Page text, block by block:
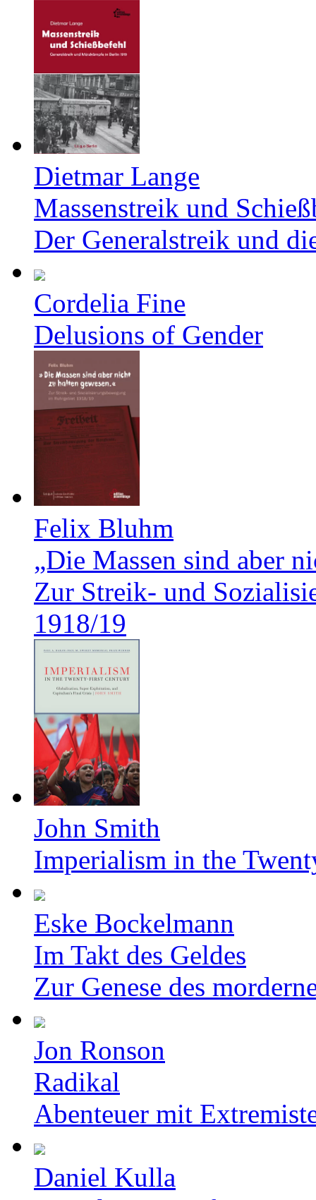
Dietmar Lange
Massenstreik und
Der Generalstreik und
Cordelia Fine
Delusions of Gender
Felix Bluhm
„Die Massen sind aber
Zur Streik- und
1918/19
John Smith
Imperialism in the
Eske Bockelmann
Im Takt des Geldes
Zur Genese des
Jon Ronson
Radikal
Abenteuer mit
Daniel Kulla